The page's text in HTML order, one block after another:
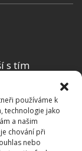
používáme k
technologie jako
a našim
chování při
nebo
s tím
n mají
se